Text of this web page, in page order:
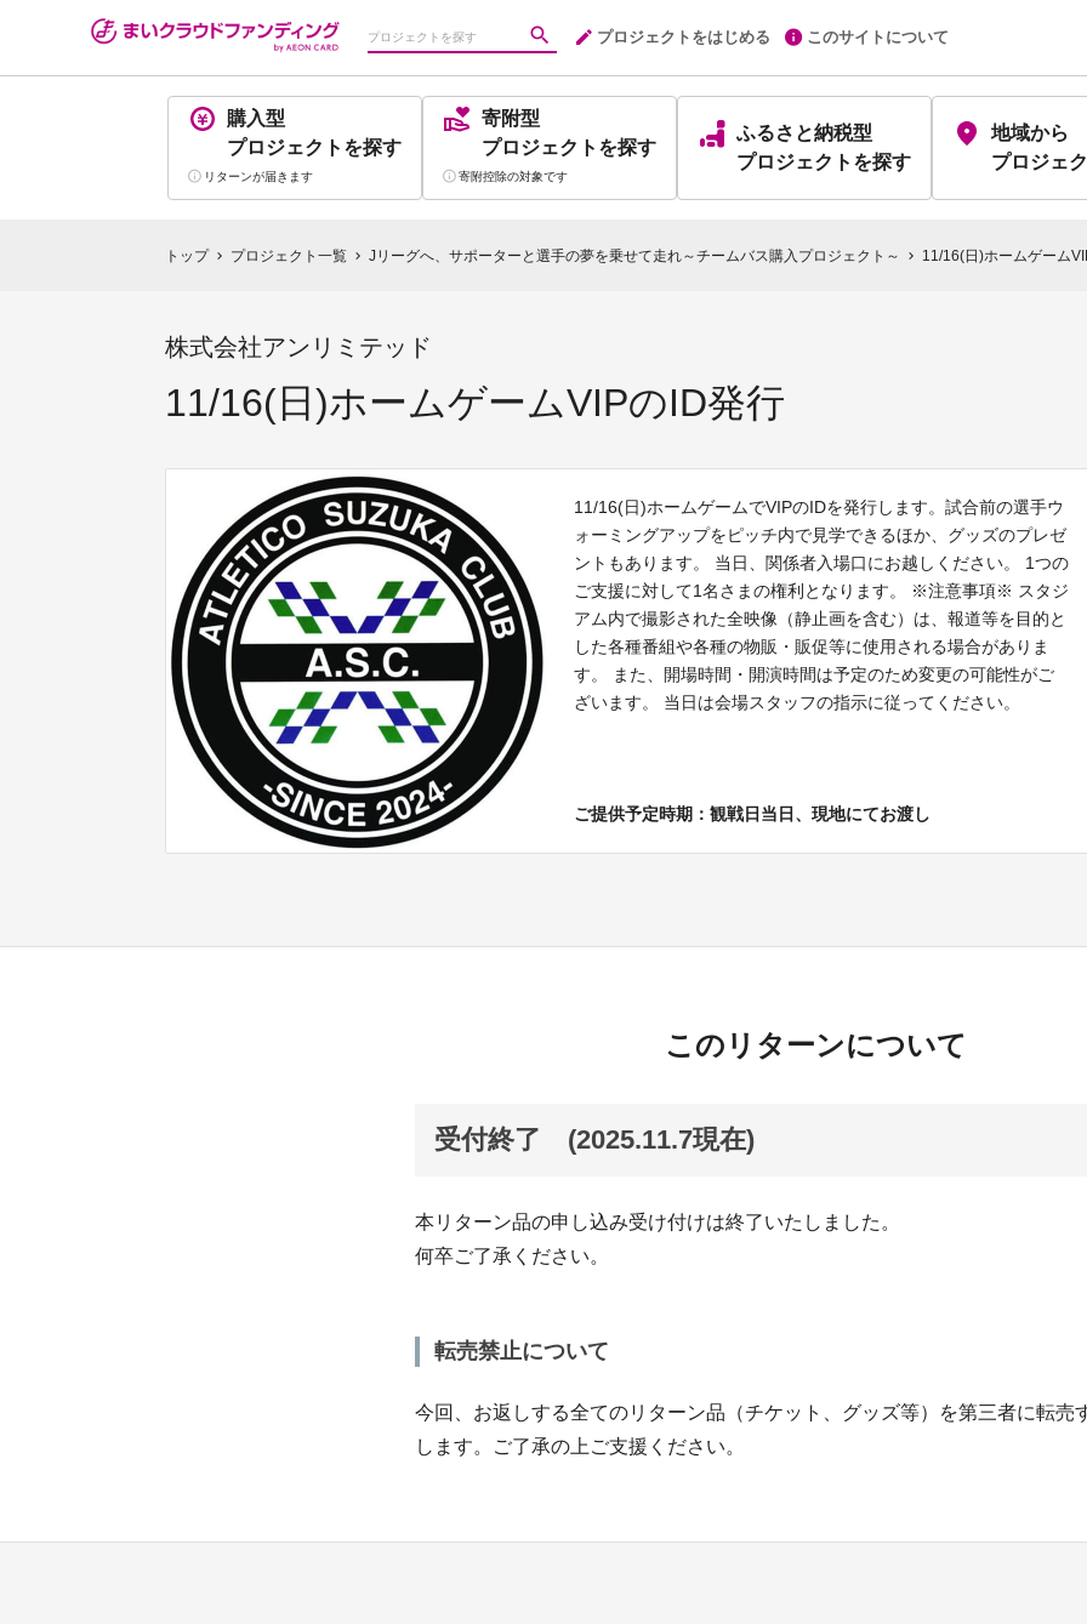
プロジェクトをはじめる このサイトについて
購入型
プロジェクト を探す
リターンが届きます
寄附型
プロジェクト を探す
寄附控除の対象です
ふるさと納税型
プロジェクト を探す
地域から
プロジェ
トップ chevron_right プロジェクト一覧 chevron_right Jリーグへ、サポーターと選手の夢を乗せて走れ～チームバス購入プロジェクト～ chevron_right 11/16(日)ホームゲーム
株式会社アンリミテッド
11/16(日)ホームゲームVIPのID発行
11/16(日)ホームゲームでVIPのIDを発行します。試合前の選手ウ
ォーミングアップをピッチ内で見学できるほか、グッズのプレゼ
ントもあります。 当日、関係者入場口にお越しください。 1つの
ご支援に対して1名さまの権利となります。 ※注意事項※ スタジ
アム内で撮影された全映像（静止画を含む）は、報道等を目的と
した各種番組や各種の物販・販促等に使用される場合がありま
す。 また、開場時間・開演時間は予定のため変更の可能性がご
ざいます。 当日は会場スタッフの指示に従ってください。
ご提供予定時期：観戦日当日、現地にてお渡し
このリターンについて
受付終了 (2025.11.7現在)
本リターン品の申し込み受け付けは終了いたしました。
何卒ご了承ください。
転売禁止について
今回、お返しする全てのリターン品（チケット、グッズ等）を第三者に転売
します。ご了承の上ご支援ください。